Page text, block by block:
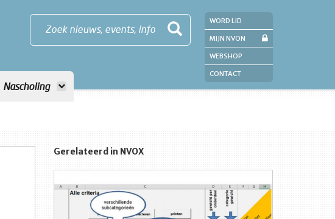
Zoek nieuws, events, info
Nascholing
WORD LID
MIJN NVON
WEBSHOP
CONTACT
Gerelateerd in NVOX